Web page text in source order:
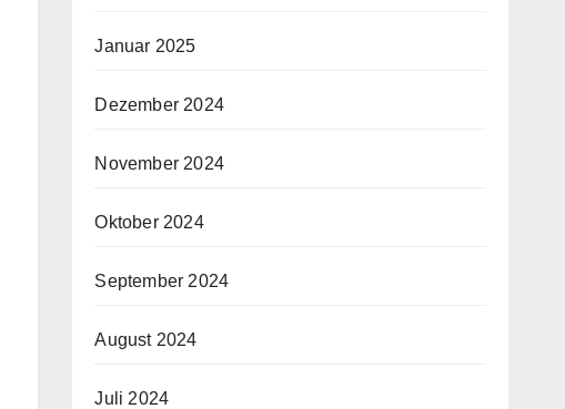
Januar 2025
Dezember 2024
November 2024
Oktober 2024
September 2024
August 2024
Juli 2024